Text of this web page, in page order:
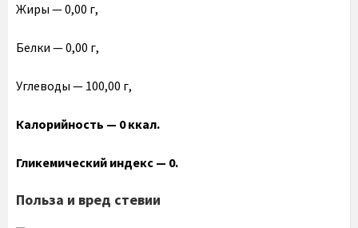
Жиры — 0,00 г,
Белки — 0,00 г,
Углеводы — 100,00 г,
Калорийность — 0 ккал.
Гликемический индекс — 0.
Польза и вред стевии